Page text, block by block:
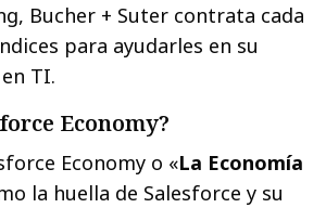
Bucher + Suter contrata cada
para ayudarles en su
TI.
Economy?
Economy o «La Economía
la huella de Salesforce y su